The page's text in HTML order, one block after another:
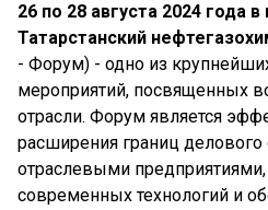
26 по 28 августа 2024 года в
Татарстанский
- Форум) - одно из
мероприятий, посвященных
отрасли. Форум является
расширения границ
отраслевыми
современных технологий и